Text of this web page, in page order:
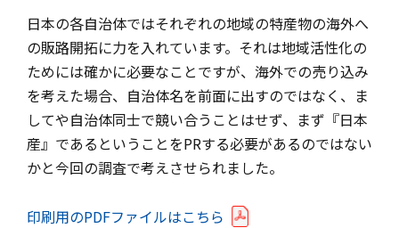
日本の各自治体ではそれぞれの地域の特産物の海外へ
の販路開拓に力を入れています。それは地域活性化の
ためには確かに必要なことですが、海外での売り込み
を考えた場合、自治体名を前面に出すのではなく、ま
してや自治体同士で競い合うことはせず、まず『日本
産』であるということをPRする必要があるのではない
かと今回の調査で考えさせられました。
印刷用のPDFファイルはこちら